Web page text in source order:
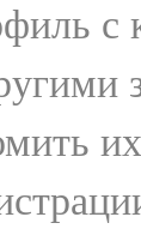
с